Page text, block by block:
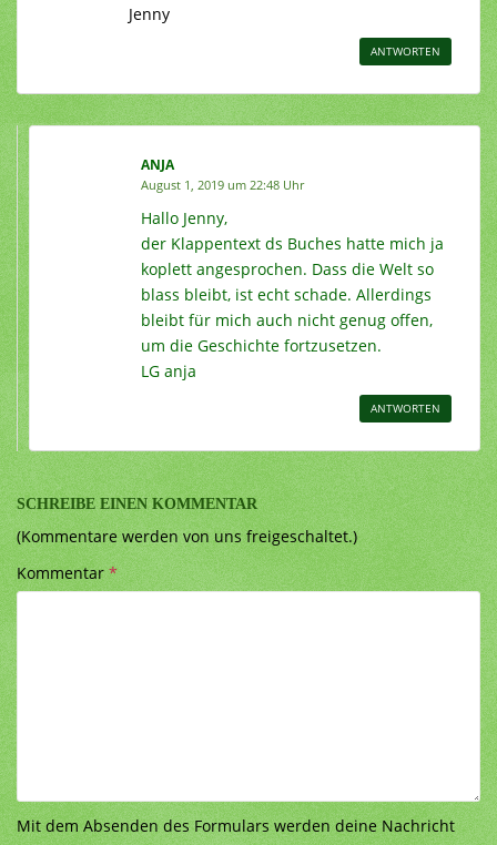
Jenny
ANTWORTEN
ANJA
August 1, 2019 um 22:48 Uhr
Hallo Jenny,
der Klappentext ds Buches hatte mich ja
koplett angesprochen. Dass die Welt so
blass bleibt, ist echt schade. Allerdings
bleibt für mich auch nicht genug offen,
um die Geschichte fortzusetzen.
LG anja
ANTWORTEN
SCHREIBE EINEN KOMMENTAR
(Kommentare werden von uns freigeschaltet.)
Kommentar*
Mit dem Absenden des Formulars werden deine Nachricht